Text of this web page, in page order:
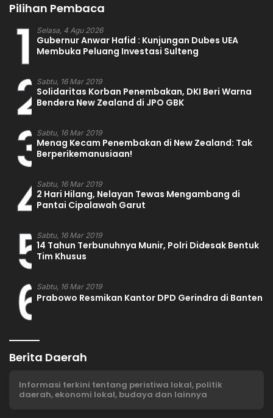
Pilihan Pembaca
1 Selasa, 4 Agu 2026
Gubernur Anwar Hafid : Kunjungan Dubes UEA
Membuka Peluang Investasi Sulteng
2Sabtu, 16 Mar 2019
Solidaritas Korban Penembakan, DKI Beri Warna
Bendera New Zealand di JPO GBK
3Sabtu, 16 Mar 2019
Menag Kecam Penembakan di New Zealand: Tak
Berperikemanusiaan!
4Sabtu, 16 Mar 2019
2 Hari Hilang, Nelayan Tewas Mengambang di
Pantai Cipalawah Garut
5Sabtu, 16 Mar 2019
14 Tahun Terbunuhnya Munir, Polri Didesak Bentuk
Tim Khusus
6Sabtu, 16 Mar 2019
Prabowo Resmikan Kantor DPD Gerindra di Banten
Berita Daerah
Informasi terkini tentang peristiwa lokal, politik
daerah, ekonomi lokal, budaya dan lainnya